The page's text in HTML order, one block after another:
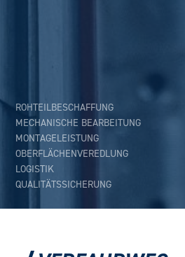
ROHTEILBESCHAFFUNG
MECHANISCHE BEARBEITUNG
MONTAGELEISTUNG
OBERFLÄCHENVEREDLUNG
LOGISTIK
QUALITÄTSSICHERUNG